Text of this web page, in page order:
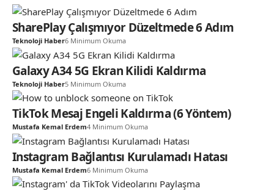
SharePlay Çalışmıyor Düzeltmede 6 Adım
Teknoloji Haber6 Minimum Okuma
Galaxy A34 5G Ekran Kilidi Kaldırma
Teknoloji Haber5 Minimum Okuma
TikTok Mesaj Engeli Kaldırma (6 Yöntem)
Mustafa Kemal Erdem4 Minimum Okuma
Instagram Bağlantısı Kurulamadı Hatası
Mustafa Kemal Erdem6 Minimum Okuma